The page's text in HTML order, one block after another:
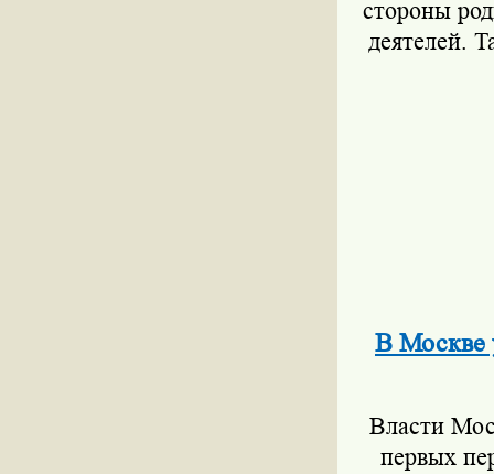
стороны
деятелей.
В Москве
Власти
первых